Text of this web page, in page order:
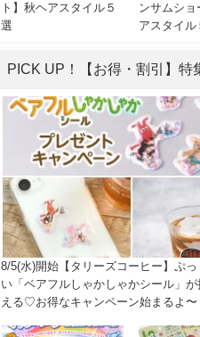
ト】秋ヘアスタイル５
選
ンサムショ
アスタイル
PICK UP！【お得・割引】特
8/5(水)開始【タリーズコーヒー】ぷ
い「ベアフルしゃかしゃかシール」が
える♡お得なキャンペーン始まるよ〜